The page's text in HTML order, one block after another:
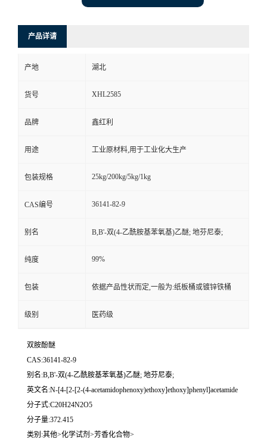
产品详请
产地 湖北
货号 XHL2585
品牌 鑫红利
用途 工业原材料,用于工业化大生产
包装规格 25kg/200kg/5kg/1kg
CAS编号 36141-82-9
别名 Β,Β'-双(4-乙酰胺基苯氧基)乙醚; 地芬尼泰;
纯度 99%
包装 依据产品性状而定,一般为:纸板桶或镀锌铁桶
级别 医药级
双胺酚醚
CAS:36141-82-9
别名:Β,Β'-双(4-乙酰胺基苯氧基)乙醚; 地芬尼泰;
英文名:N-[4-[2-[2-(4-acetamidophenoxy)ethoxy]ethoxy]phenyl]acetamide
分子式:C20H24N2O5
分子量:372.415
类别:其他>化学试剂>芳香化合物>